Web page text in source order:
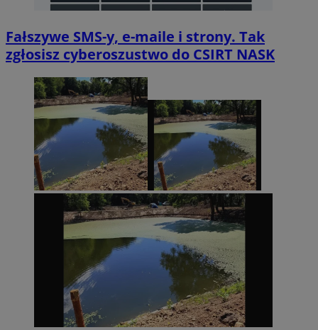
Fałszywe SMS-y, e-maile i strony. Tak
zgłosisz cyberoszustwo do CSIRT NASK